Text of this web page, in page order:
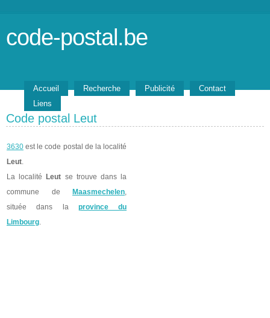
code-postal.be
Accueil Recherche Publicité
Contact
Liens
Code postal Leut
3630 est le code postal de la localité
Leut.
La localité
Leut se trouve dans la
commune de
Maasmechelen,
située dans la province du
Limbourg.